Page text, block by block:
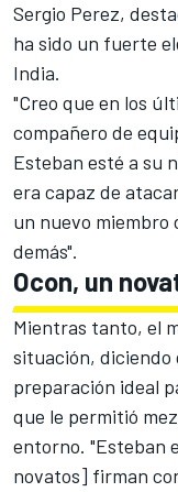
Sergio Perez,
ha sido un fuerte
India.
"Creo que en los
compañero de
Esteban esté a su
era capaz de
un nuevo miembro
demás".
Ocon, un
Mientras tanto, el
situación, diciendo
preparación ideal
que le permitió
entorno. "Esteban
novatos] firman